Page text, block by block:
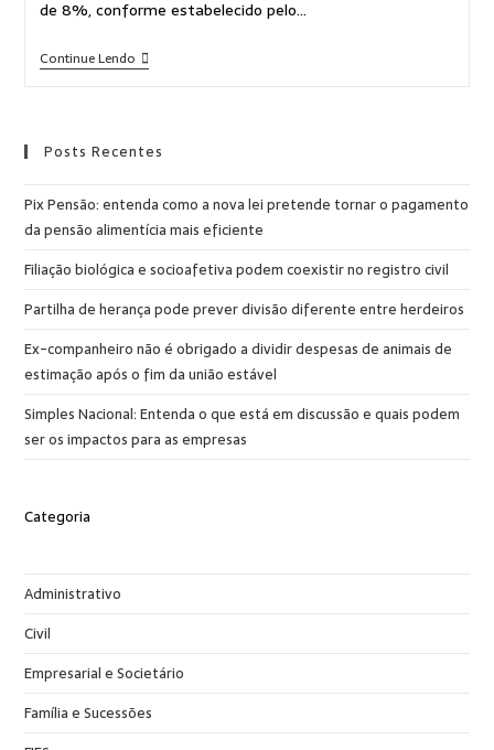
de 8%, conforme estabelecido pelo…
Continue Lendo
Posts Recentes
Pix Pensão: entenda como a nova lei pretende tornar o pagamento
da pensão alimentícia mais eficiente
Filiação biológica e socioafetiva podem coexistir no registro civil
Partilha de herança pode prever divisão diferente entre herdeiros
Ex-companheiro não é obrigado a dividir despesas de animais de
estimação após o fim da união estável
Simples Nacional: Entenda o que está em discussão e quais podem
ser os impactos para as empresas
Categoria
Administrativo
Civil
Empresarial e Societário
Família e Sucessões